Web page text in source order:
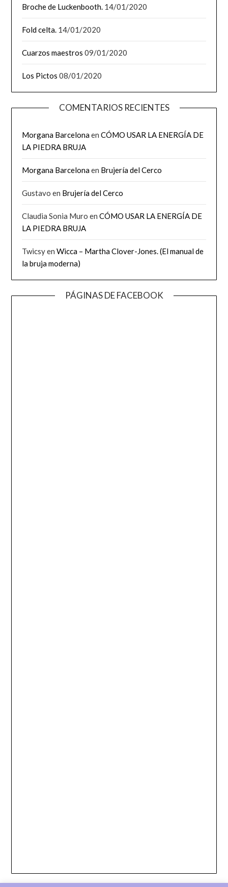
Broche de Luckenbooth. 14/01/2020
Fold celta. 14/01/2020
Cuarzos maestros 09/01/2020
Los Pictos 08/01/2020
COMENTARIOS RECIENTES
Morgana BarcelonaenCÓMO USAR LA ENERGÍA DE
LA PIEDRA BRUJA
Morgana Barcelonaen Brujería del Cerco
Gustavo en Brujería del Cerco
Claudia Sonia Muro enCÓMO USAR LA ENERGÍA DE
LA PIEDRA BRUJA
TwicsyenWicca – Martha Clover-Jones. (El manual de
la bruja moderna)
PÁGINAS DE FACEBOOK